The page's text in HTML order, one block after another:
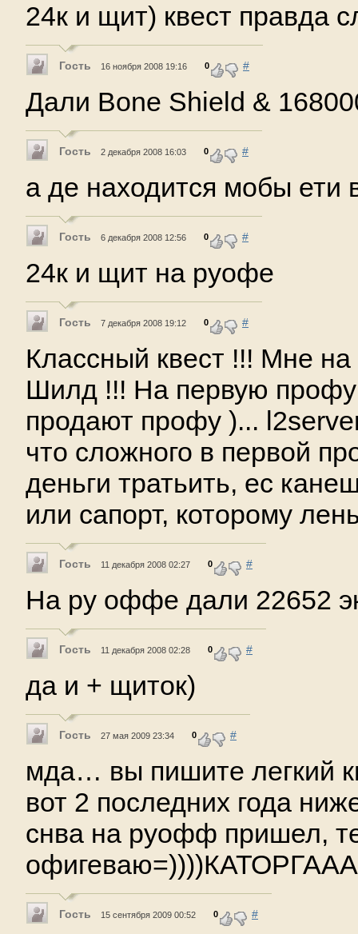
24к и щит) квест правда
Гость 16 ноября 2008 19:16 0 #
Дали Bone Shield &
Гость 2 декабря 2008 16:03 0 #
а де находится мобы ети
Гость 6 декабря 2008 12:56 0 #
24к и щит на руофе
Гость 7 декабря 2008 19:12 0 #
Классный квест !!! Мне
Шилд !!! На первую профу
продают профу )...
что сложного в первой
деньги тратьить, ес
или сапорт, которому
Гость 11 декабря 2008 02:27 0 #
На ру оффе дали 22652
Гость 11 декабря 2008 02:28 0 #
да и + щиток)
Гость 27 мая 2009 23:34 0 #
мда… вы пишите легкий
вот 2 последних года
снва на руофф пришел,
Гость 15 сентября 2009 00:52 0 #